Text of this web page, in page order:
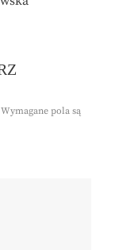
Wymagane pola są